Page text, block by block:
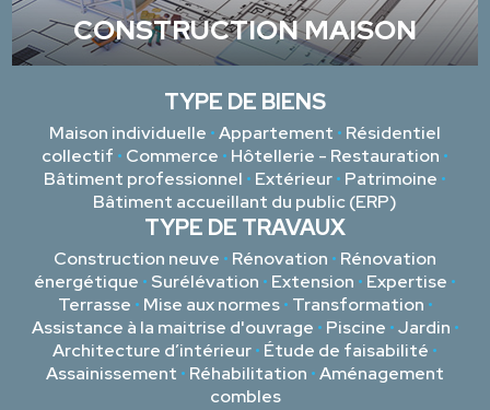
CONSTRUCTION MAISON
TYPE DE BIENS
Maison individuelle •Appartement • Résidentiel
collectif • Commerce • Hôtellerie - Restauration •
Bâtiment professionnel • Extérieur• Patrimoine •
Bâtiment accueillant du public (ERP)
TYPE DE TRAVAUX
Construction neuve • Rénovation • Rénovation
énergétique • Surélévation • Extension • Expertise •
Terrasse • Mise aux normes • Transformation •
Assistance à la maitrise d'ouvrage • Piscine •Jardin •
Architecture d’intérieur• Étude de faisabilité •
Assainissement • Réhabilitation •Aménagement
combles